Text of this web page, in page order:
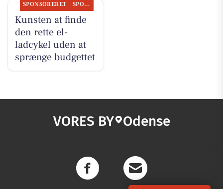
SPONSORERET SPONSORERET INDHOLD
Kunsten at finde
den rette el-
ladcykel uden at
sprænge budgettet
VORES BY Odense